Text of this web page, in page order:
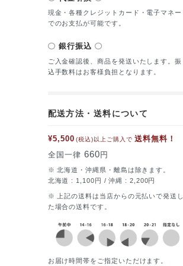
現金・各種クレジットカード・電子マネー
でのお支払が可能です。
銀行振込
ご入金確認後、商品を発送いたします。振
込手数料はお客様負担となります。
配送方法・送料について
¥5,500 (税込)以上ご購入で 送料無料！
全国一律 660 円
※ 北海道・沖縄県・離島は除きます。
北海道 : 1,100円 / 沖縄 : 2,200円
※ 上記の送料は当店からの元払いで発送し
た場合の送料です。
お届け時間帯をご指定いただけます。